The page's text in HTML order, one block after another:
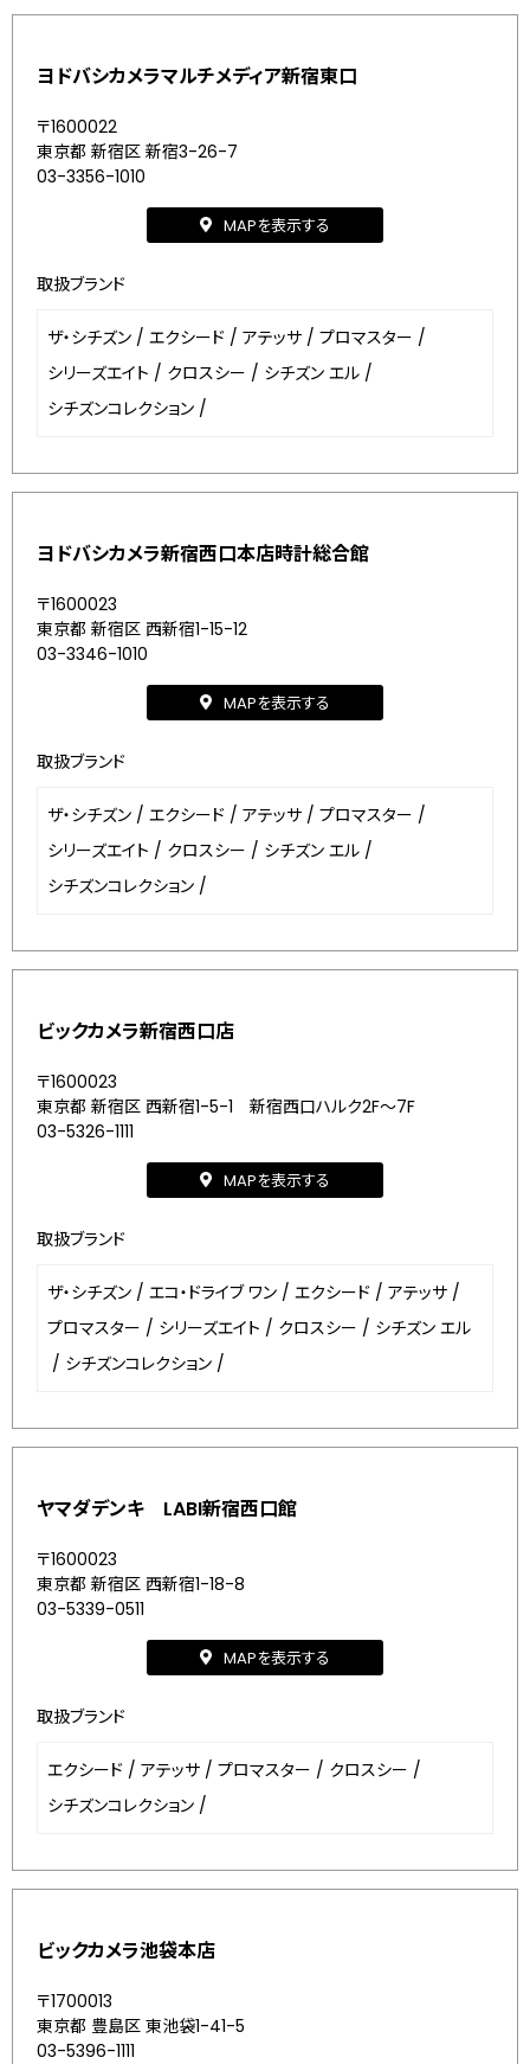
ヨドバシカメラマルチメディア新宿東口
〒1600022
東京都 新宿区 新宿3-26-7
03-3356-1010
MAPを表示する
取扱ブランド
ザ・シチズン / エクシード / アテッサ / プロマスター /
シリーズエイト / クロスシー / シチズン エル /
シチズンコレクション /
ヨドバシカメラ新宿西口本店時計総合館
〒1600023
東京都 新宿区 西新宿1-15-12
03-3346-1010
MAPを表示する
取扱ブランド
ザ・シチズン / エクシード / アテッサ / プロマスター /
シリーズエイト / クロスシー / シチズン エル /
シチズンコレクション /
ビックカメラ新宿西口店
〒1600023
東京都 新宿区 西新宿1-5-1 新宿西口ハルク2F～7F
03-5326-1111
MAPを表示する
取扱ブランド
ザ・シチズン / エコ・ドライブ ワン / エクシード / アテッサ /
プロマスター / シリーズエイト / クロスシー / シチズン エル
/ シチズンコレクション /
ヤマダデンキ LABI新宿西口館
〒1600023
東京都 新宿区 西新宿1-18-8
03-5339-0511
MAPを表示する
取扱ブランド
エクシード / アテッサ / プロマスター / クロスシー /
シチズンコレクション /
ビックカメラ池袋本店
〒1700013
東京都 豊島区 東池袋1-41-5
03-5396-1111